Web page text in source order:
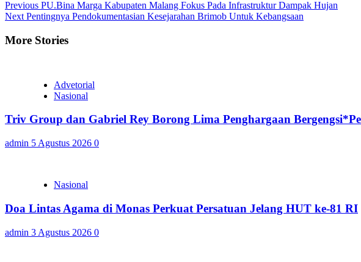
Continue
Reading
Previous PU.Bina Marga Kabupaten Malang Fokus Pada Infrastruktur Dampak Hujan
Next Pentingnya Pendokumentasian Kesejarahan Brimob Untuk Kebangsaan
More Stories
Advetorial
Nasional
Triv Group dan Gabriel Rey Borong Lima Penghargaan
admin 5 Agustus 2026 0
Nasional
Doa Lintas Agama di Monas Perkuat Persatuan Jelang HUT ke-81 RI
admin 3 Agustus 2026 0